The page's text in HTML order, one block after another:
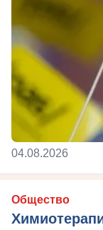
04.08.2026
Общество